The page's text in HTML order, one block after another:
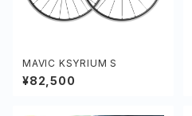
MAVIC KSYRIUM S
¥82,500